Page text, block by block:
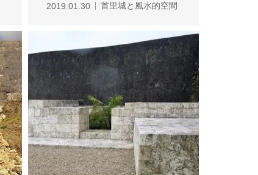
2019.01.30 首里城と風水的空間